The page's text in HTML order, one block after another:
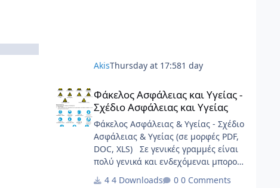
AkisThursday at 17:581 day
Φάκελος Ασφάλειας και Υγείας - Σχέδιο Ασφάλειας και
Φάκελος Ασφάλειας και Υγείας -
Σχέδιο Ασφάλειας και Υγείας
Φάκελος Ασφάλειας & Υγείας - Σχέδιο
Ασφάλειας & Υγείας (σε μορφές PDF,
DOC, XLS) Σε γενικές γραμμές είναι
πολύ γενικά και ενδεχόμεναι μπορούν
να καλύψουν σημαντικό φάσμα
4 Downloads 0 Comments